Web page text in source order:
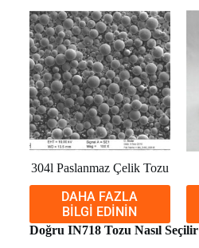
304l Paslanmaz Çelik Tozu
DAHA FAZLA
BILGI EDININ
Doğru IN718 Tozu Nasıl Seçilir